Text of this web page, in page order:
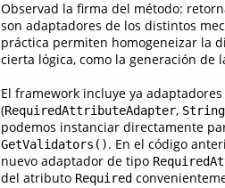
Observad la firma del método:
son adaptadores de los distintos
práctica permiten homogeneizar la
cierta lógica, como la generación de
El framework incluye ya
(RequiredAttributeAdapter,
podemos instanciar directamente
GetValidators(). En el código
nuevo adaptador de tipo
del atributo Required